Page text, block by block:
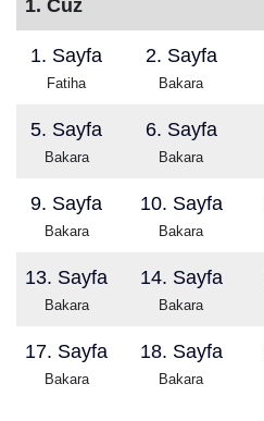
1. Cüz
1. Sayfa
Fatiha
2. Sayfa
Bakara
5. Sayfa
Bakara
6. Sayfa
Bakara
9. Sayfa
Bakara
10. Sayfa
Bakara
13. Sayfa
Bakara
14. Sayfa
Bakara
17. Sayfa
Bakara
18. Sayfa
Bakara